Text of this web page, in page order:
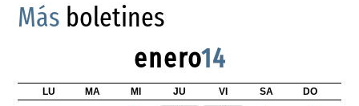
Más boletines
enero14
LU MA MI JU VI SA DO